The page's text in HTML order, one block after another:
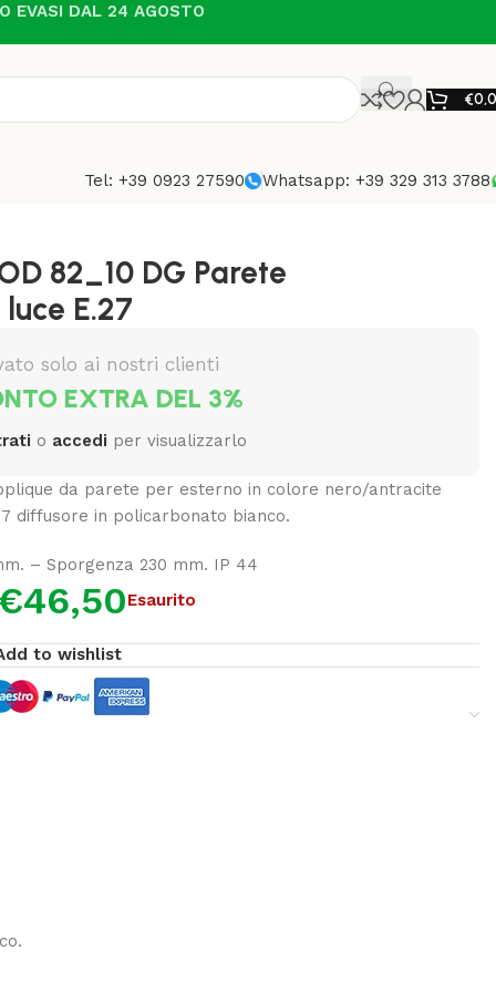
EVASI DAL 24 AGOSTO
€
Tel: +39 0923 27590 Whatsapp: +39 329 313 3788
82_10 DG Parete
E.27
solo ai nostri clienti
EXTRA DEL 3%
o accedi per visualizzarlo
da parete per esterno in colore nero/antracite
diffusore in policarbonato bianco.
– Sporgenza 230 mm. IP 44
46,50Esaurito
to wishlist